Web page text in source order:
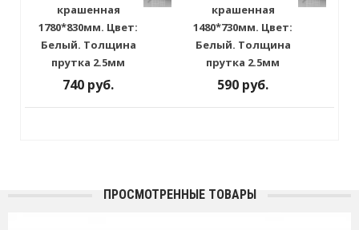
крашенная
1780*830мм. Цвет:
Белый. Толщина
прутка 2.5мм
740 руб.
крашенная
1480*730мм. Цвет:
Белый. Толщина
прутка 2.5мм
590 руб.
ПРОСМОТРЕННЫЕ ТОВАРЫ